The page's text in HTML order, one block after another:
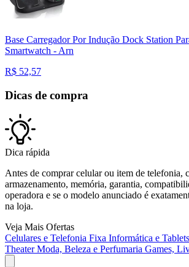
Base Carregador Por Indução Dock Station
Smartwatch - Arn
R$ 52,57
Dicas de compra
Dica rápida
Antes de comprar celular ou item de telefonia,
armazenamento, memória, garantia,
operadora e se o modelo anunciado é
na loja.
Veja Mais Ofertas
Celulares e Telefonia Fixa Informática e Tablets
TheaterModa, Beleza e Perfumaria Games,